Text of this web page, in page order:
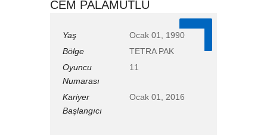
CEM PALAMUTLU
Yaş
Ocak 01, 1990
Bölge
TETRA PAK
Oyuncu
Numarası
11
Kariyer
Başlangıcı
Ocak 01, 2016